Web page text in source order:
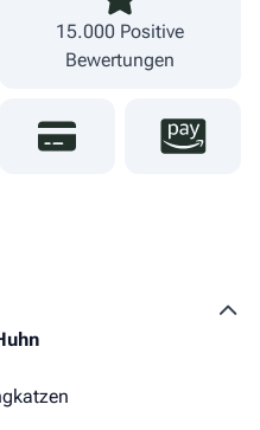
15.000 Positive
Bewertungen